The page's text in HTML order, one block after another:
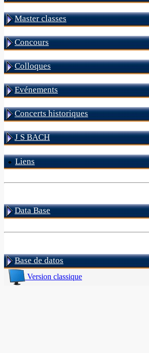
Master classes
Concours
Colloques
Evénements
Concerts historiques
J S BACH
Liens
Data Base
Base de datos
Version classique